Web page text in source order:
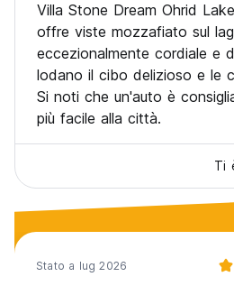
Villa Stone Dream Ohrid
offre viste mozzafiato sul
eccezionalmente cordiale e
lodano il cibo delizioso e le
Si noti che un'auto è
più facile alla città.
Ti
Stato a lug 2026